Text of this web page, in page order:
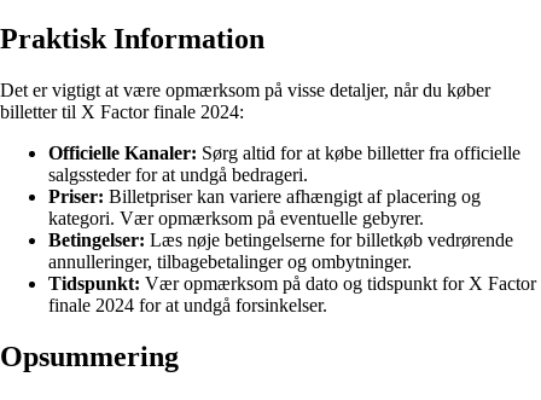
Praktisk Information
Det er vigtigt at være opmærksom på visse detaljer, når du køber
billetter til X Factor finale 2024:
Officielle Kanaler: Sørg altid for at købe billetter fra officielle
salgssteder for at undgå bedrageri.
Priser: Billetpriser kan variere afhængigt af placering og
kategori. Vær opmærksom på eventuelle gebyrer.
Betingelser: Læs nøje betingelserne for billetkøb vedrørende
annulleringer, tilbagebetalinger og ombytninger.
Tidspunkt: Vær opmærksom på dato og tidspunkt for X Factor
finale 2024 for at undgå forsinkelser.
Opsummering